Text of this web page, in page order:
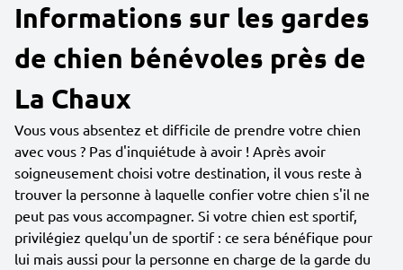
Informations sur les gardes
de chien bénévoles près de
La Chaux
Vous vous absentez et difficile de prendre votre chien
avec vous ? Pas d'inquiétude à avoir ! Après avoir
soigneusement choisi votre destination, il vous reste à
trouver la personne à laquelle confier votre chien s'il ne
peut pas vous accompagner. Si votre chien est sportif,
privilégiez quelqu'un de sportif : ce sera bénéfique pour
lui mais aussi pour la personne en charge de la garde du